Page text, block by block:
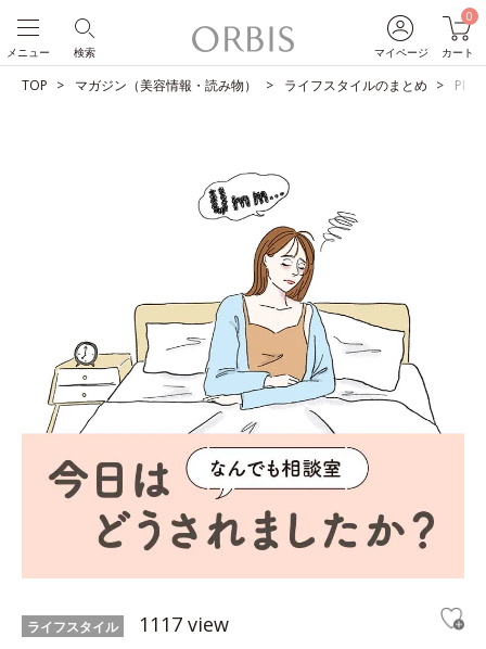
マイページ
0
カート
検索
メニュー
TOP マガジン（美容情報・読み物） ライフスタイルのまとめ
ライフスタイル 1117 view